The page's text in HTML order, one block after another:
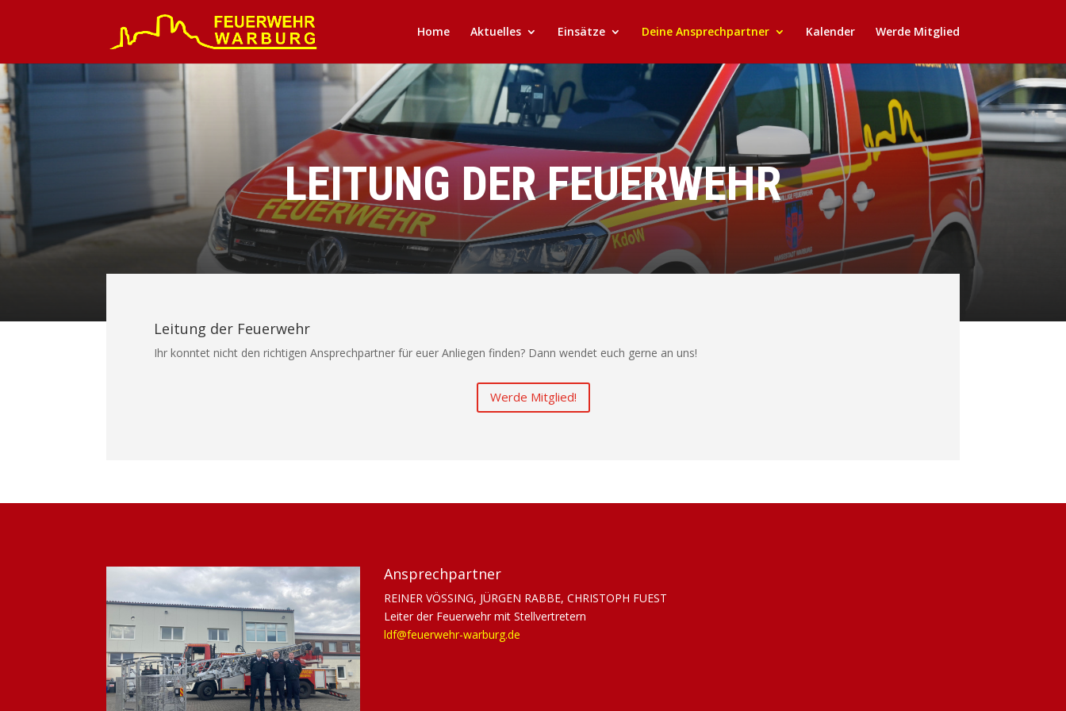
Home Aktuelles Einsätze Deine Ansprechpartner Kalender Werde Mitglied
LEITUNG DER FEUERWEHR
Leitung der Feuerwehr
Ihr konntet nicht den richtigen Ansprechpartner für euer Anliegen finden? Dann wendet euch gerne an uns!
Werde Mitglied!
Ansprechpartner
REINER VÖSSING, JÜRGEN RABBE, CHRISTOPH FUEST
Leiter der Feuerwehr mit Stellvertretern
ldf@feuerwehr-warburg.de